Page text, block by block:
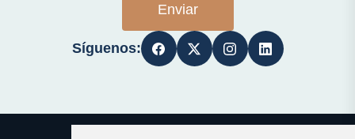
Enviar
Síguenos: